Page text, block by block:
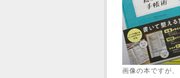
画像の本ですが